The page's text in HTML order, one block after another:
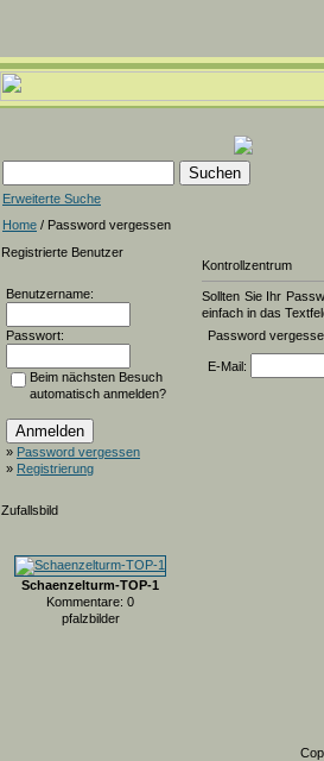
Erweiterte Suche
Home / Password vergessen
Registrierte Benutzer
Benutzername:
Passwort:
Beim nächsten Besuch
automatisch anmelden?
» Password vergessen
» Registrierung
Zufallsbild
Schaenzelturm-TOP-1
Kommentare: 0
pfalzbilder
Kontrollzentrum
Sollten Sie Ihr
einfach in das
Password
E-Mail: